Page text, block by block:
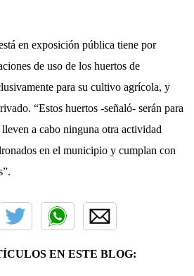
en exposición pública tiene por
de uso de los huertos de
para su cultivo agrícola, y
“Estos huertos -señaló- serán para
a cabo ninguna otra actividad
en el municipio y cumplan con
EN ESTE BLOG: